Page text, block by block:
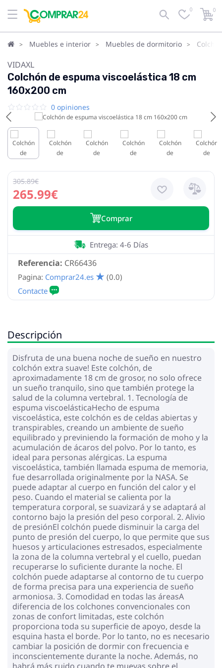
0 0
Muebles e interior Muebles de dormitorio
VIDAXL
Colchón de espuma viscoelástica 18 cm
160x200 cm
0 opiniones
265.99€
305.89€
Сomprar
Referencia: CR66436
Entrega: 4-6 Días
Pagina: Comprar24.es (0.0)
Descripción
Disfruta de una buena noche de sueño en nuestro
colchón extra suave! Este colchón, de
aproximadamente 18 cm de grosor, no solo ofrece
un sueño tranquilo, sino que también protege la
salud de la columna vertebral. 1. Tecnología de
espuma viscoelásticaHecho de espuma
viscoelástica, este colchón es de celdas abiertas y
transpirables, creando un ambiente de sueño
equilibrado y previniendo la formación de moho y la
acumulación de ácaros del polvo. Por lo tanto, es
ideal para personas alérgicas. La espuma
viscoelástica, también llamada espuma de memoria,
fue desarrollada originalmente por la NASA. Se
puede adaptar al cuerpo en función del calor y el
peso. Cuando el material se calienta por la
temperatura corporal, se suavizará y se adaptará al
contorno bajo la presión del peso corporal. 2. Alivio
de presiónEl colchón puede disminuir la carga del
punto de presión del cuerpo, lo que permite que sus
huesos y articulaciones estresados, especialmente
la zona de la columna vertebral y el cuello, puedan
recuperarse lo suficiente durante la noche. El
colchón puede adaptarse al contorno de tu cuerpo
de forma precisa para una experiencia de sueño
armoniosa. 3. Comodidad en todas las áreasA
diferencia de los colchones convencionales con
zonas de confort limitadas, este colchón
proporciona toda su superficie de apoyo, desde la
esquina hasta el borde. Por lo tanto, no es necesario
cambiar la posición de dormir con frecuencia e
inconscientemente durante la noche. Además, no